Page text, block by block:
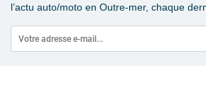
l’actu auto/moto en Outre-mer, chaque